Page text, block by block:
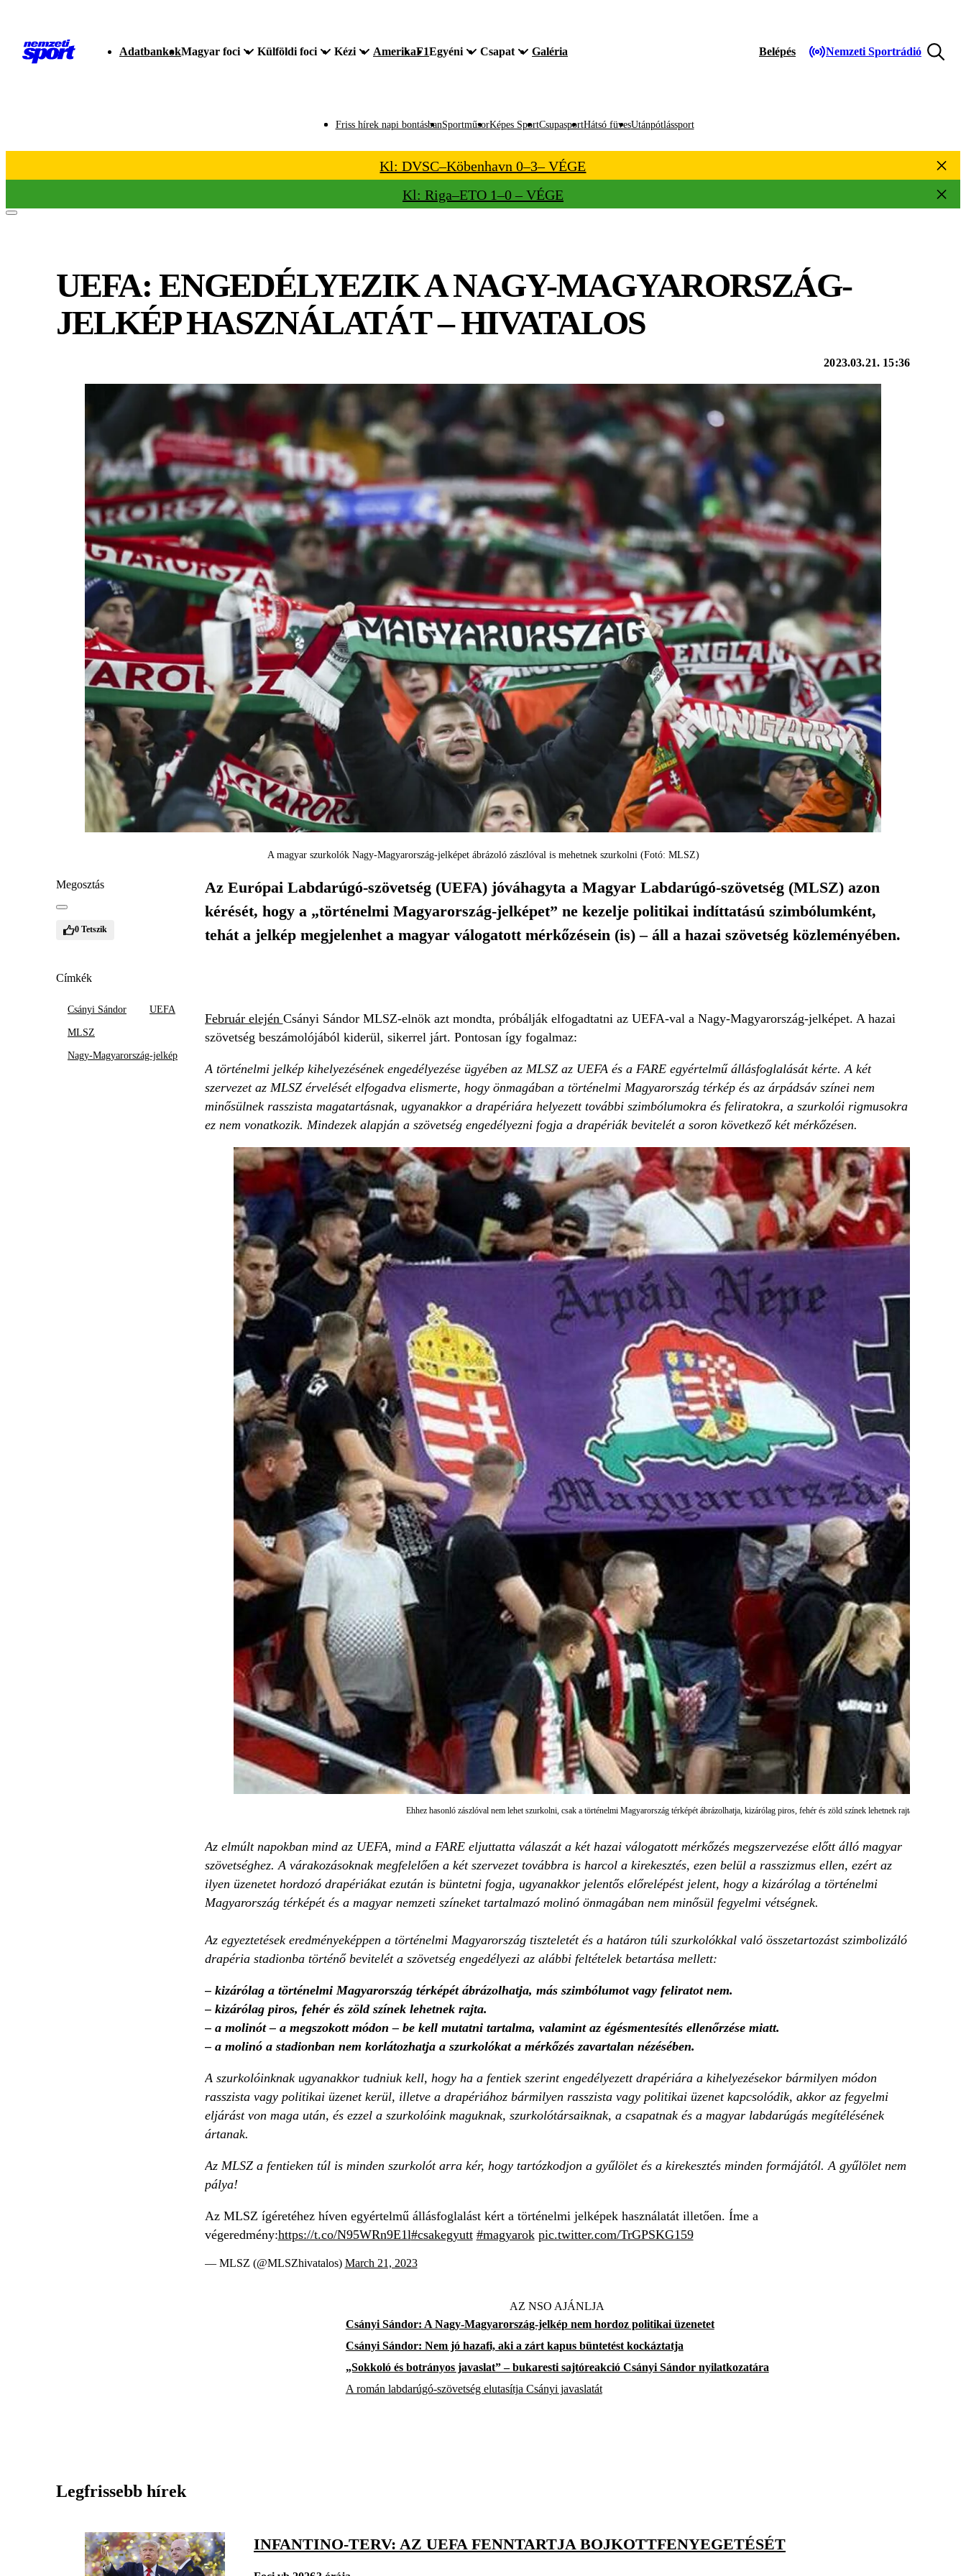
AdatbankokMagyar foci Külföldi foci Kézi AmerikaF1Egyéni Csapat Galéria Belépés Nemzeti Sportrádió
Friss hírek napi bontásbanSportműsorKépes SportCsupasportHátsó füvesUtánpótlássport
Kl: DVSC–Köbenhavn 0–3– VÉGE
Kl: Riga–ETO 1–0 – VÉGE
UEFA: ENGEDÉLYEZIK A NAGY-MAGYARORSZÁG-
JELKÉP HASZNÁLATÁT – HIVATALOS
2023.03.21. 15:36
A magyar szurkolók Nagy-Magyarország-jelképet ábrázoló zászlóval is mehetnek szurkolni (Fotó: MLSZ)
Megosztás
0 Tetszik
Címkék
Csányi Sándor UEFA
MLSZ
Nagy-Magyarország-jelkép
Az Európai Labdarúgó-szövetség (UEFA) jóváhagyta a Magyar Labdarúgó-szövetség (MLSZ) azon
kérését, hogy a „történelmi Magyarország-jelképet” ne kezelje politikai indíttatású szimbólumként,
tehát a jelkép megjelenhet a magyar válogatott mérkőzésein (is) – áll a hazai szövetség közleményében.
Február elején Csányi Sándor MLSZ-elnök azt mondta, próbálják elfogadtatni az UEFA-val a Nagy-Magyarország-jelképet. A hazai
szövetség beszámolójából kiderül, sikerrel járt. Pontosan így fogalmaz:
A történelmi jelkép kihelyezésének engedélyezése ügyében az MLSZ az UEFA és a FARE egyértelmű állásfoglalását kérte. A két
szervezet az MLSZ érvelését elfogadva elismerte, hogy önmagában a történelmi Magyarország térkép és az árpádsáv színei nem
minősülnek rasszista magatartásnak, ugyanakkor a drapériára helyezett további szimbólumokra és feliratokra, a szurkolói rigmusokra
ez nem vonatkozik. Mindezek alapján a szövetség engedélyezni fogja a drapériák bevitelét a soron következő két mérkőzésen.
Ehhez hasonló zászlóval nem lehet szurkolni, csak a történelmi Magyarország térképét ábrázolhatja, kizárólag piros, fehér és zöld színek lehetnek rajta
Az elmúlt napokban mind az UEFA, mind a FARE eljuttatta válaszát a két hazai válogatott mérkőzés megszervezése előtt álló magyar
szövetséghez. A várakozásoknak megfelelően a két szervezet továbbra is harcol a kirekesztés, ezen belül a rasszizmus ellen, ezért az
ilyen üzenetet hordozó drapériákat ezután is büntetni fogja, ugyanakkor jelentős előrelépést jelent, hogy a kizárólag a történelmi
Magyarország térképét és a magyar nemzeti színeket tartalmazó molinó önmagában nem minősül fegyelmi vétségnek.
Az egyeztetések eredményeképpen a történelmi Magyarország tiszteletét és a határon túli szurkolókkal való összetartozást szimbolizáló
drapéria stadionba történő bevitelét a szövetség engedélyezi az alábbi feltételek betartása mellett:
– kizárólag a történelmi Magyarország térképét ábrázolhatja, más szimbólumot vagy feliratot nem.
– kizárólag piros, fehér és zöld színek lehetnek rajta.
– a molinót – a megszokott módon – be kell mutatni tartalma, valamint az égésmentesítés ellenőrzése miatt.
– a molinó a stadionban nem korlátozhatja a szurkolókat a mérkőzés zavartalan nézésében.
A szurkolóinknak ugyanakkor tudniuk kell, hogy ha a fentiek szerint engedélyezett drapériára a kihelyezésekor bármilyen módon
rasszista vagy politikai üzenet kerül, illetve a drapériához bármilyen rasszista vagy politikai üzenet kapcsolódik, akkor az fegyelmi
eljárást von maga után, és ezzel a szurkolóink maguknak, szurkolótársaiknak, a csapatnak és a magyar labdarúgás megítélésének
ártanak.
Az MLSZ a fentieken túl is minden szurkolót arra kér, hogy tartózkodjon a gyűlölet és a kirekesztés minden formájától. A gyűlölet nem
pálya!
Az MLSZ ígéretéhez híven egyértelmű állásfoglalást kért a történelmi jelképek használatát illetően. Íme a
végeredmény:https://t.co/N95WRn9E1l#csakegyutt #magyarok pic.twitter.com/TrGPSKG159
— MLSZ (@MLSZhivatalos) March 21, 2023
AZ NSO AJÁNLJA
Csányi Sándor: A Nagy-Magyarország-jelkép nem hordoz politikai üzenetet
Csányi Sándor: Nem jó hazafi, aki a zárt kapus büntetést kockáztatja
„Sokkoló és botrányos javaslat” – bukaresti sajtóreakció Csányi Sándor nyilatkozatára
A román labdarúgó-szövetség elutasítja Csányi javaslatát
Legfrissebb hírek
INFANTINO-TERV: AZ UEFA FENNTARTJA BOJKOTTFENYEGETÉSÉT